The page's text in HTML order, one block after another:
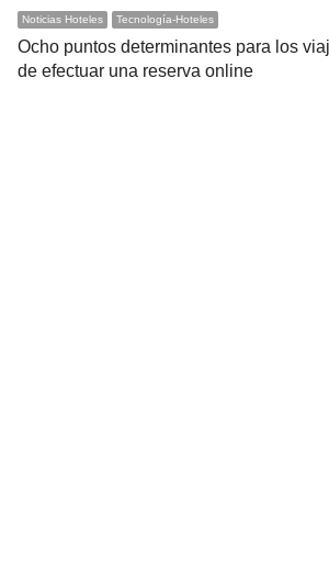
Noticias Hoteles Tecnología-Hoteles
Ocho puntos determinantes para los
de efectuar una reserva online